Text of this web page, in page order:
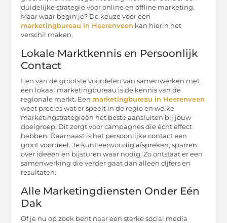
duidelijke strategie voor online en offline marketing.
Maar waar begin je? De keuze voor een
marketingbureau in Heerenveen kan hierin het
verschil maken.
Lokale Marktkennis en Persoonlijk
Contact
Een van de grootste voordelen van samenwerken met
een lokaal marketingbureau is de kennis van de
regionale markt. Een marketingbureau in Heerenveen
weet precies wat er speelt in de regio en welke
marketingstrategieën het beste aansluiten bij jouw
doelgroep. Dit zorgt voor campagnes die écht effect
hebben. Daarnaast is het persoonlijke contact een
groot voordeel. Je kunt eenvoudig afspreken, sparren
over ideeën en bijsturen waar nodig. Zo ontstaat er een
samenwerking die verder gaat dan alleen cijfers en
resultaten.
Alle Marketingdiensten Onder Eén
Dak
Of je nu op zoek bent naar een sterke social media